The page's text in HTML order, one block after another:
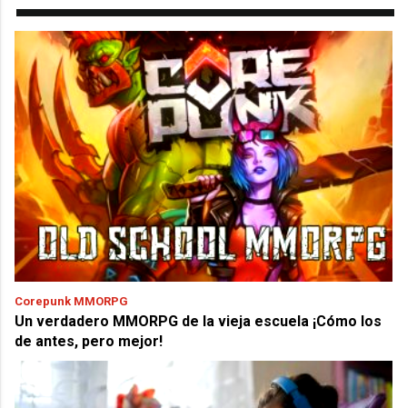
Corepunk MMORPG
Un verdadero MMORPG de la vieja escuela ¡Cómo los
de antes, pero mejor!